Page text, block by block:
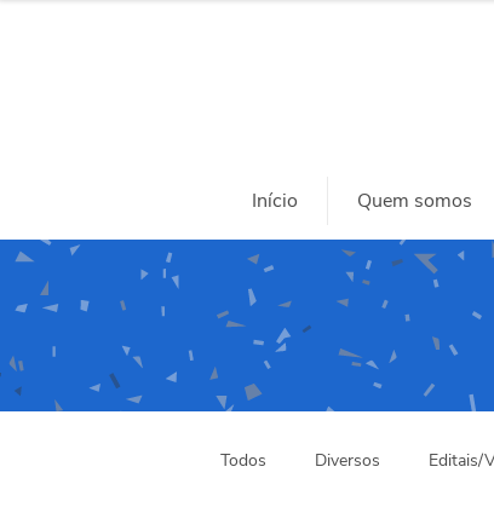
Início Quem somos
Todos Diversos Editais/